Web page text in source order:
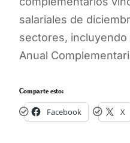
salariales de
sectores,
Anual
Comparte esto:
Facebook X